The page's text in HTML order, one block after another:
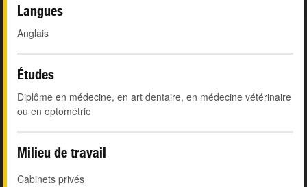
Langues
Anglais
Études
Diplôme en médecine, en art dentaire, en médecine vétérinaire
ou en optométrie
Milieu de travail
Cabinets privés